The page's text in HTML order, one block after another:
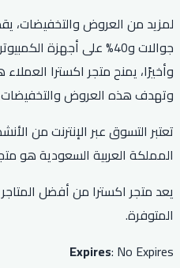
جوالات و40% على أجهزة الكمبيوتر.
وأخيرًا، يمنح متجر اكسترا العملاء هدية تصل قيمتها إلى 179 ريال عند شراء مكيف من ماركات
وتهدف هذه العروض والتخفيضات
تعتبر التسوق عبر الإنترنت من
المملكة العربية السعودية هو
المتوفرة.
Expires: No Expires